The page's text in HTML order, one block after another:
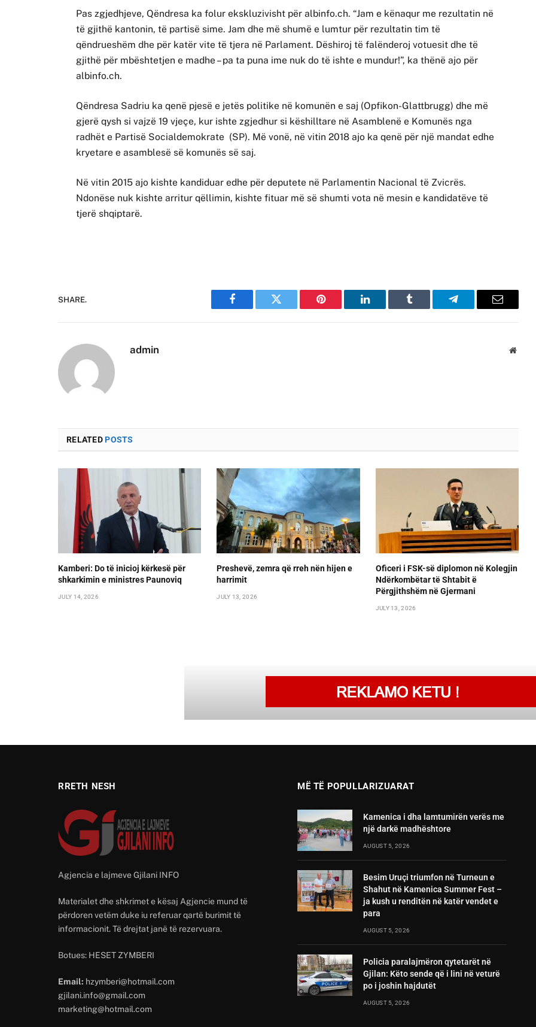
Pas zgjedhjeve, Qëndresa ka folur ekskluzivisht për albinfo.ch. “Jam e kënaqur me rezultatin në
të gjithë kantonin, të partisë sime. Jam dhe më shumë e lumtur për rezultatin tim të
qëndrueshëm dhe për katër vite të tjera në Parlament. Dëshiroj të falënderoj votuesit dhe të
gjithë për mbështetjen e madhe – pa ta puna ime nuk do të ishte e mundur!”, ka thënë ajo për
albinfo.ch.
Qëndresa Sadriu ka qenë pjesë e jetës politike në komunën e saj (Opfikon-Glattbrugg) dhe më
gjerë qysh si vajzë 19 vjeçe, kur ishte zgjedhur si këshilltare në Asamblenë e Komunës nga
radhët e Partisë Socialdemokrate (SP). Më vonë, në vitin 2018 ajo ka qenë për një mandat edhe
kryetare e asamblesë së komunës së saj.
Në vitin 2015 ajo kishte kandiduar edhe për deputete në Parlamentin Nacional të Zvicrës.
Ndonëse nuk kishte arritur qëllimin, kishte fituar më së shumti vota në mesin e kandidatëve të
tjerë shqiptarë.
SHARE.
Facebook Twitter Pinterest LinkedIn Tumblr Telegram Email
admin
RELATEDPOSTS
Kamberi: Do të inicioj kërkesë për
shkarkimin e ministres Paunoviq
JULY 14, 2026
Preshevë, zemra që rreh nën hijen e
harrimit
JULY 13, 2026
Oficeri i FSK-së diplomon në Kolegjin
Ndërkombëtar të Shtabit ë
Përgjithshëm në Gjermani
JULY 13, 2026
RRETH NESH
Agjencia e lajmeve Gjilani INFO
Materialet dhe shkrimet e kësaj Agjencie mund të
përdoren vetëm duke iu referuar qartë burimit të
informacionit. Të drejtat janë të rezervuara.
Botues: HESET ZYMBERI
Email: hzymberi@hotmail.com
gjilani.info@gmail.com
marketing@hotmail.com
MË TË POPULLARIZUARAT
Kamenica i dha lamtumirën verës me
një darkë madhështore
AUGUST 5, 2026
Besim Uruçi triumfon në Turneun e
Shahut në Kamenica Summer Fest –
ja kush u renditën në katër vendet e
para
AUGUST 5, 2026
Policia paralajmëron qytetarët në
Gjilan: Këto sende që i lini në veturë
po i joshin hajdutët
AUGUST 5, 2026